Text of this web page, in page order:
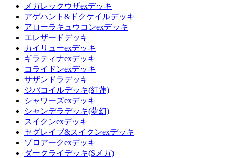
メガレックウザexデッキ
アゲハント&ドクケイルデッキ
アローラキュウコンexデッキ
エレザードデッキ
カイリューexデッキ
ギラティナexデッキ
コライドンexデッキ
サザンドラデッキ
ジバコイルデッキ(紅蓮)
シャワーズexデッキ
シャンデラデッキ(夢幻)
スイクンexデッキ
セグレイブ&スイクンexデッキ
ゾロアークexデッキ
ダークライデッキ(Sメガ)